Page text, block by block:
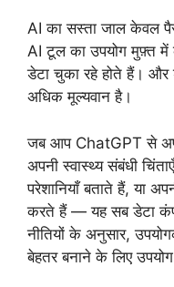
AI का सस्ता जाल केवल
AI टूल का उपयोग मुफ़्त में
डेटा चुका रहे होते हैं।
अधिक मूल्यवान है।
जब आप ChatGPT से
अपनी स्वास्थ्य संबंधी
परेशानियाँ बताते हैं, या
करते हैं — यह सब डेटा
नीतियों के अनुसार,
बेहतर बनाने के लिए